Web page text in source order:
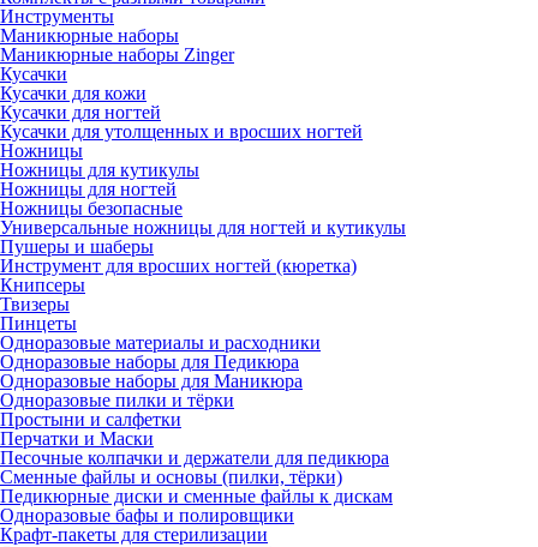
Инструменты
Маникюрные наборы
Маникюрные наборы Zinger
Кусачки
Кусачки для кожи
Кусачки для ногтей
Кусачки для утолщенных и вросших ногтей
Ножницы
Ножницы для кутикулы
Ножницы для ногтей
Ножницы безопасные
Универсальные ножницы для ногтей и кутикулы
Пушеры и шаберы
Инструмент для вросших ногтей (кюретка)
Книпсеры
Твизеры
Пинцеты
Одноразовые материалы и расходники
Одноразовые наборы для Педикюра
Одноразовые наборы для Маникюра
Одноразовые пилки и тёрки
Простыни и салфетки
Перчатки и Маски
Песочные колпачки и держатели для педикюра
Cменные файлы и основы (пилки, тёрки)
Педикюрные диски и сменные файлы к дискам
Одноразовые бафы и полировщики
Крафт-пакеты для стерилизации